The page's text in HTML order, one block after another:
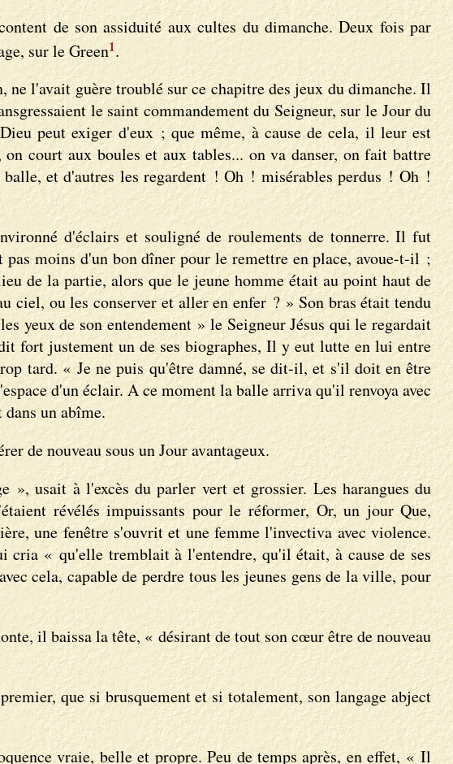
de son assiduité aux cultes du dimanche. Deux fois par
sur le Green1.
l'avait guère troublé sur ce chapitre des jeux du dimanche. Il
le saint commandement du Seigneur, sur le Jour du
peut exiger d'eux ; que même, à cause de cela, il leur est
court aux boules et aux tables... on va danser, on fait battre
et d'autres les regardent ! Oh ! misérables perdus ! Oh !
d'éclairs et souligné de roulements de tonnerre. Il fut
moins d'un bon dîner pour le remettre en place, avoue-t-il ;
de la partie, alors que le jeune homme était au point haut de
ciel, ou les conserver et aller en enfer ? » Son bras était tendu
yeux de son entendement » le Seigneur Jésus qui le regardait
fort justement un de ses biographes, Il y eut lutte en lui entre
tard. « Je ne puis qu'être damné, se dit-il, et s'il doit en être
d'un éclair. A ce moment la balle arriva qu'il renvoya avec
un abîme.
de nouveau sous un Jour avantageux.
usait à l'excès du parler vert et grossier. Les harangues du
révélés impuissants pour le réformer, Or, un jour Que,
une fenêtre s'ouvrit et une femme l'invectiva avec violence.
« qu'elle tremblait à l'entendre, qu'il était, à cause de ses
cela, capable de perdre tous les jeunes gens de la ville, pour
il baissa la tête, « désirant de tout son cœur être de nouveau
que si brusquement et si totalement, son langage abject
vraie, belle et propre. Peu de temps après, en effet, « Il